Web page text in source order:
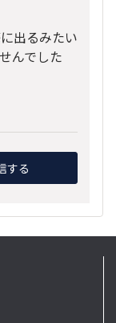
出るみたい
んでした
する